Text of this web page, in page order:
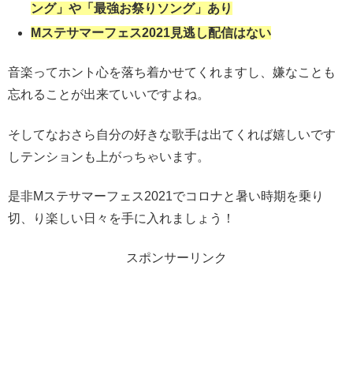
ング」や「最強お祭りソング」あり
Mステサマーフェス2021見逃し配信はない
音楽ってホント心を落ち着かせてくれますし、嫌なことも
忘れることが出来ていいですよね。
そしてなおさら自分の好きな歌手は出てくれば嬉しいです
しテンションも上がっちゃいます。
是非Mステサマーフェス2021でコロナと暑い時期を乗り
切、り楽しい日々を手に入れましょう！
スポンサーリンク